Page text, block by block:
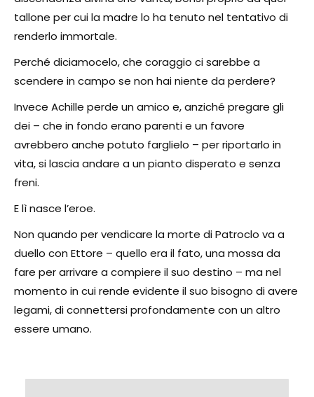
tallone per cui la madre lo ha tenuto nel tentativo di
renderlo immortale.
Perché diciamocelo, che coraggio ci sarebbe a
scendere in campo se non hai niente da perdere?
Invece Achille perde un amico e, anziché pregare gli
dei – che in fondo erano parenti e un favore
avrebbero anche potuto farglielo – per riportarlo in
vita, si lascia andare a un pianto disperato e senza
freni.
E lì nasce l’eroe.
Non quando per vendicare la morte di Patroclo va a
duello con Ettore – quello era il fato, una mossa da
fare per arrivare a compiere il suo destino – ma nel
momento in cui rende evidente il suo bisogno di avere
legami, di connettersi profondamente con un altro
essere umano.